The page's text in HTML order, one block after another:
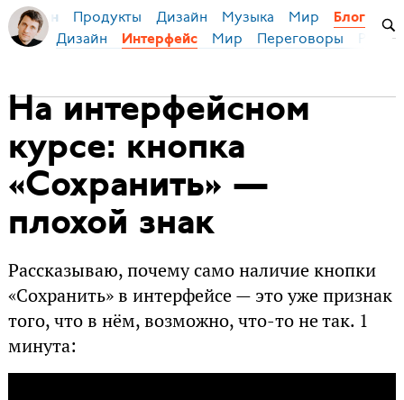
Бирман Продукты Дизайн Музыка Мир Блог
Дизайн Интерфейс Мир Переговоры
На интерфейсном
курсе: кнопка
«Сохранить» —
плохой знак
Рассказываю, почему само наличие кнопки
«Сохранить» в интерфейсе — это уже признак
того, что в нём, возможно, что-то не так. 1
минута: